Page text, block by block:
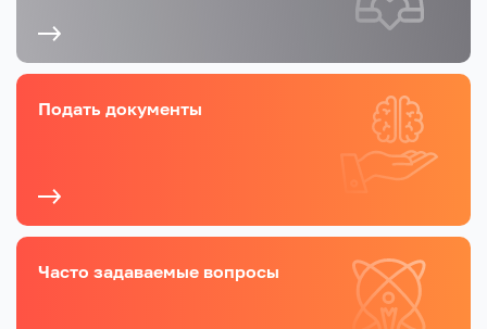
Подать документы
Часто задаваемые вопросы